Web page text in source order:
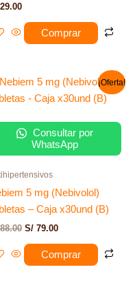
29.00
Comprar
¡Oferta!
Consultar por
WhatsApp
5 mg (Nebivolol)
– Caja x30und (B)
El
original
S/ 79.00
El
precio
actual
Comprar